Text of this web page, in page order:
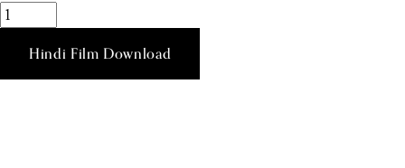
Hindi Film Download